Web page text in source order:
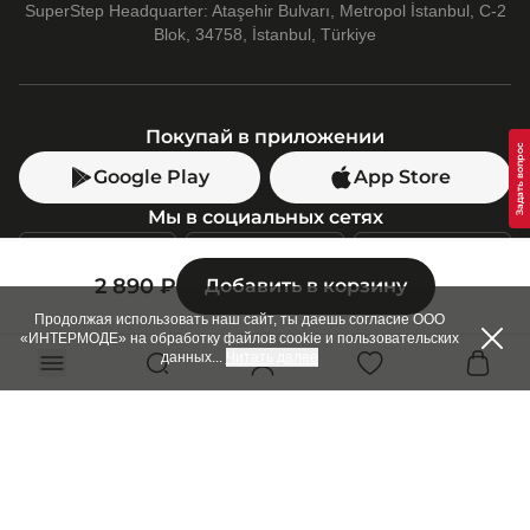
Продолжая использовать наш сайт, ты даешь согласие ООО
«ИНТЕРМОДЕ» на обработку файлов cookie и пользовательских
данных...
2 890 ₽ Добавить в корзину
SuperStep Headquarter: Ataşehir Bulvarı, Metropol İstanbul, C-2
Blok, 34758, İstanbul, Türkiye
Покупай в приложении
Google Play
App Store
Мы в социальных сетях
Позвони нам
+7 (499) 350-55-33
C 10:00 до 19:00
SuperStep-бот